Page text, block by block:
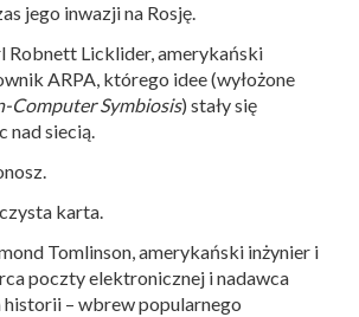
jego inwazji na Rosję.
Robnett Licklider, amerykański
ARPA, którego idee (wyłożone
Computer Symbiosis) stały się
nad siecią.
karta.
Tomlinson, amerykański inżynier i
poczty elektronicznej i nadawca
– wbrew popularnego